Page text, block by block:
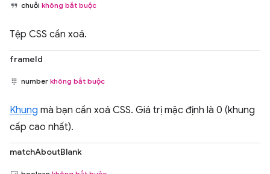
chuỗi không bắt buộc
Tệp CSS cần xoá.
frameId
number không bắt buộc
Khung mà bạn cần xoá CSS. Giá trị mặc định là 0 (khung
cấp cao nhất).
matchAboutBlank